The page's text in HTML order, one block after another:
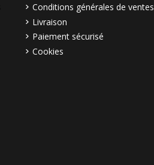
Conditions générales de ventes
Livraison
Paiement sécurisé
Cookies